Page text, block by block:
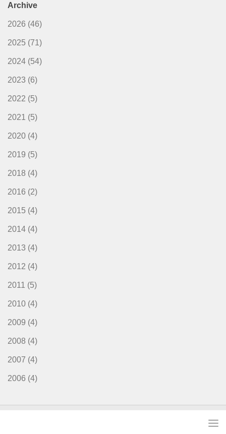
Archive
2026 (46)
2025 (71)
2024 (54)
2023 (6)
2022 (5)
2021 (5)
2020 (4)
2019 (5)
2018 (4)
2016 (2)
2015 (4)
2014 (4)
2013 (4)
2012 (4)
2011 (5)
2010 (4)
2009 (4)
2008 (4)
2007 (4)
2006 (4)